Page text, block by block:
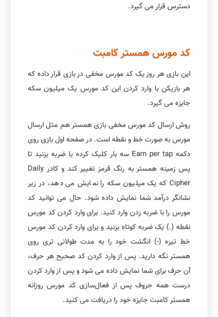
دسترس قرار می گیرد.
کد مورس همستر کامبت
این بازی هر روز یک کد مورس مخفی در بازی قرار داده که
هر بازیکن با وارد کردن این کد مورس یک میلیون سکه
جایزه می گیرد.
روش ارسال کد مورس مخفی بازی همستر هم مثل ارسال
مورس به صورت خط و نقطه است. در صفحه اول بازی روی
دکمه Earn per tap سه بار کلیک کرده یا ضربه بزنید تا
پس زمینه همستر به رنگ قرمز تغییر کند و کادر Daily
Cipher که یک میلیون سکه را نمایش می دهد، در زیر
نشانگر درآمد شما نمایش داده شود. حال می توانید کد
مورس را با ضربه زدن وارد کنید. برای وارد کردن کد مورس
نقطه (.) یک ضربه کوتاه بزنید و برای وارد کردن کد مورس
خط تیره (-) انگشت خود را به مدت طولانی تری روی
همستر نگه دارید. پس از وارد کردن کد صحیح هر حرف،
آن حرف برای شما نمایش داده می شود و پس از وارد کردن
درست همه حروف پس از فعال‌سازی کد مورس روزانه
همستر کامبت جایزه خود را دریافت می کنید.